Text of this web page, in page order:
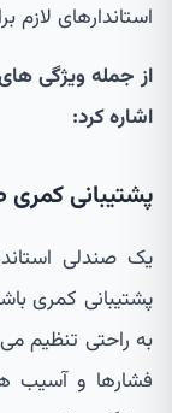
استاندارهای لازم
از جمله ویژگی
اشاره کرد:
پشتیبانی
یک صندلی
پشتیبانی کمری
به راحتی تنظیم
فشارها و آسیب